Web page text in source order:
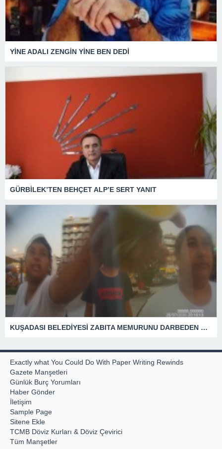
YİNE ADALI ZENGİN YİNE BEN DEDİ
GÜRBİLEK’TEN BEHÇET ALP’E SERT YANIT
KUŞADASI BELEDİYESİ ZABITA MEMURUNU DARBEDEN DİLENCİ 2 KADIN TUTUKLANDI
Exactly what You Could Do With Paper Writing Rewinds
Gazete Manşetleri
Günlük Burç Yorumları
Haber Gönder
İletişim
Sample Page
Sitene Ekle
TCMB Döviz Kurları & Döviz Çevirici
Tüm Manşetler